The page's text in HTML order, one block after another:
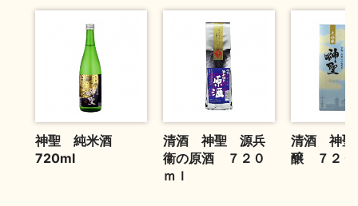
神聖 純米酒
720ml
清酒 神聖 源兵
衞の原酒 ７２０
ｍｌ
清酒 神
醸 ７２０